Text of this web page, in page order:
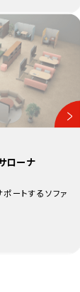
ローナ
ートするソファ